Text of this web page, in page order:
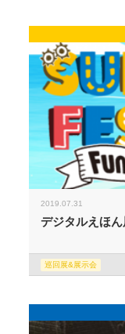
2019.07.31
デジタルえほ
巡回展&展示会